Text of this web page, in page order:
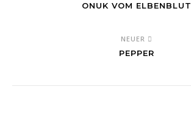
ONUK VOM ELBENBLUT
NEUER
PEPPER